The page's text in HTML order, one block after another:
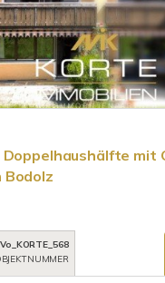
mit
Bodolz